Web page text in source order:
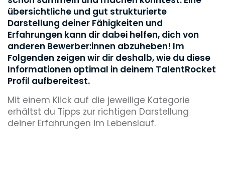
übersichtliche und gut strukturierte
Darstellung deiner Fähigkeiten und
Erfahrungen kann dir dabei helfen, dich von
anderen Bewerber:innen abzuheben! Im
Folgenden zeigen wir dir deshalb, wie du diese
Informationen optimal in deinem TalentRocket
Profil aufbereitest.
Mit einem Klick auf die jeweilige Kategorie
erhältst du Tipps zur richtigen Darstellung
deiner Erfahrungen im Lebenslauf.